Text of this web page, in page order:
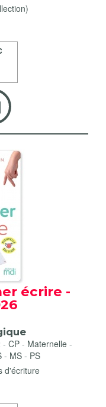
écrire -
- CP - Maternelle -
- MS- PS
d'écriture